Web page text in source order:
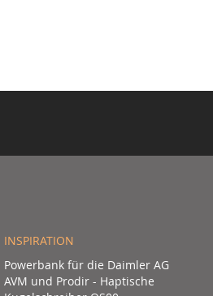
INSPIRATION
Powerbank für die Daimler AG
AVM und Prodir - Haptische